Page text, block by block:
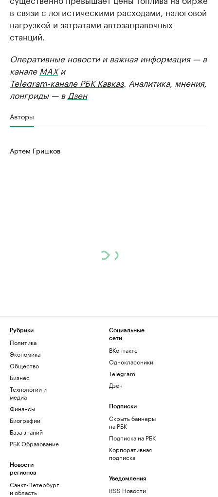
в связи с логистическими расходами, налоговой
нагрузкой и затратами автозаправочных
станций.
Оперативные новости и важная информация — в
канале MAXи
Telegram-канале РБК Кавказ. Аналитика, мнения,
лонгриды — в Дзен
Авторы
Артем Гришков
Рубрики
Политика
Экономика
Общество
Бизнес
Технологии и
медиа
Финансы
Биографии
База знаний
РБК Образование
Новости
регионов
Санкт-Петербург
и область
Социальные
сети
ВКонтакте
Одноклассники
Telegram
Дзен
Подписки
Скрыть баннеры
на РБК
Подписка на РБК
Корпоративная
подписка
Уведомления
RSS Новости